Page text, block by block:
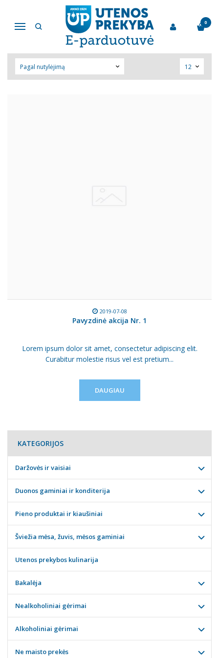
Navigacija
0
Paieška
2019-07-08
Pavyzdinė akcija Nr. 1
Lorem ipsum dolor sit amet, consectetur adipiscing elit.
Curabitur molestie risus vel est pretium...
DAUGIAU
KATEGORIJOS
Daržovės ir vaisiai
Duonos gaminiai ir konditerija
Pieno produktai ir kiaušiniai
Šviežia mėsa, žuvis, mėsos gaminiai
Utenos prekybos kulinarija
Bakalėja
Nealkoholiniai gėrimai
Alkoholiniai gėrimai
Ne maisto prekės